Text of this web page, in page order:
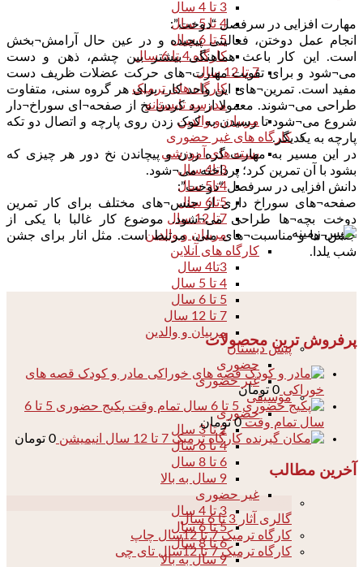
3 تا 4 سال
4 تا 5 سال
5 تا 6 سال
کارگاه 4 تا 6 سال
7 تا 12 سال
کارگاه های ترمیک
مدرسه تابستانه
مربیان و والدین
کارگاه های غیر حضوری
بسته های آموزشی
3تا4 سال
4تا5 سال
5تا6 سال
7تا 12 سال
مربیان و والدین
کارگاه های آنلاین
3تا4 سال
4 تا 5 سال
5 تا 6 سال
7 تا 12 سال
مربیان و والدین
پیش دبستان
حضوری
غیر حضوری
موسیقی
حضوری
2 تا 3 سال
4 تا 6 سال
6 تا 8 سال
9 سال به بالا
غیر حضوری
3 تا 4 سال
5 تا 6 سال
6 تا 8 سال
9 سال به بالا
مهارت افزایی در سرفصل “دوخت”:
انجام عمل دوختن، فعالیتی پیچیده و در عین حال آرامش¬بخش
است. این کار باعث هماهنگی بیشتر بین چشم، ذهن و دست
می¬شود و برای تقویت مهارت¬های حرکت عضلات ظریف دست
مفید است. تمرین¬های این واحد کار، برای هر گروه سنی، متفاوت
طراحی می¬شوند. معمولا از رد کردن نخ از صفحه¬ای سوراخ¬دار
شروع می¬شود تا رسیدن به کوک زدن روی پارچه و اتصال دو تکه
پارچه به یکدیگر.
در این مسیر به مهارت گره زدن و پیچاندن نخ دور هر چیزی که
بشود با آن تمرین کرد؛ پرداخته می¬شود.
دانش افزایی در سرفصل “دوخت”:
صفحه¬های سوراخ داری از جنس¬های مختلف برای کار تمرین
دوخت بچه¬ها طراحی می¬شود. موضوع کار غالبا با یکی از
جشن¬ها و مناسبت¬های ملی، مرتبط است. مثل انار برای جشن
شب یلدا.
پرفروش ترین محصولات
مادر و کودک قصه های
خوراکی 0 تومان
پکیج حضوری 5 تا 6
سال تمام وقت 0 تومان
کارگاه ترمیک 7 تا 12 سال انیمیشن
0 تومان
آخرین مطالب
گالری آثار 3 تا 6 سال
کارگاه ترمیک 7 تا 12سال چاپ
کارگاه ترمیک 7 تا 12سال تای چی